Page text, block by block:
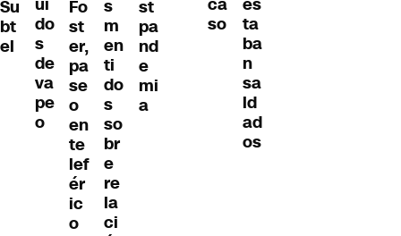
Su
bt
el
do
s
de
va
pe
o
Fo
st
er,
pa
se
o
en
te
lef
ér
ic
o
s
m
en
ti
do
s
so
br
e
re
la
ci
st
pa
nd
e
mi
a
so
ta
ba
n
sa
ld
ad
os